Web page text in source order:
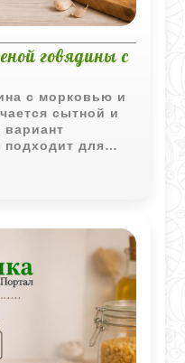
говядины с
с морковью и
сытной и
для